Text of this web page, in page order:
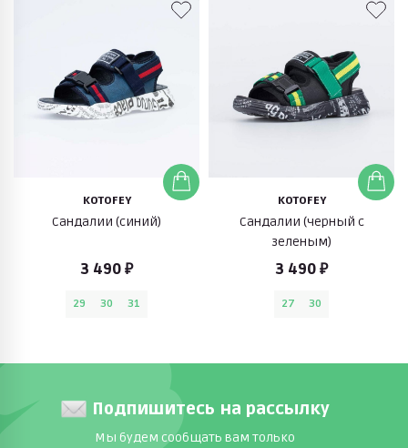
KOTOFEY
Сандалии (синий)
3 490 ₽
29 30 31
KOTOFEY
Сандалии (черный с
зеленым)
3 490 ₽
27 30
Подпишитесь на рассылку
Мы будем сообщать вам только